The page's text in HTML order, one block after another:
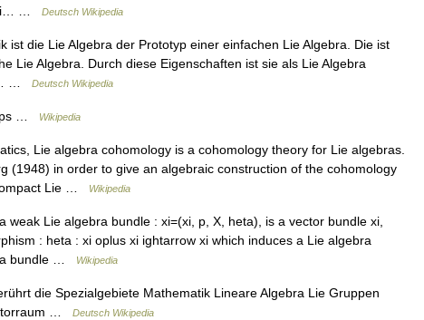
…
Deutsch Wikipedia
ist die Lie Algebra der Prototyp einer einfachen Lie Algebra. Die ist
Lie Algebra. Durch diese Eigenschaften ist sie als Lie Algebra
…
Deutsch Wikipedia
… Wikipedia
Lie algebra cohomology is a cohomology theory for Lie algebras.
(1948) in order to give an algebraic construction of the cohomology
Lie …
Wikipedia
Lie algebra bundle : xi=(xi, p, X, heta), is a vector bundle xi,
: heta : xi oplus xi ightarrow xi which induces a Lie algebra
bundle …
Wikipedia
die Spezialgebiete Mathematik Lineare Algebra Lie Gruppen
…
Deutsch Wikipedia